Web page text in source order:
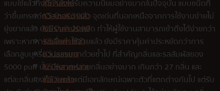
KS Kurve
KS Quik 5000
KS Quik 2000
KS Quik 800
KS Lumina
KS Kurve Lite
KS Xense
แบบใช้แล้วทิ้งที่กำลังได้รับความนิยมอย่างมากในปัจจุบัน แบบชนิดที่
ว่าขึ้นเทรนด์ทวิสเตอร์มาแล้ว จุดเด่นที่นอกเหนือจากการใช้งานง่ายไม่
ยุ่งยากแล้ว ยังมีราคาประหยัด ทำให้ผู้ใช้งานสามารถเข้าถึงได้ง่ายกว่า
เพราะหากหารเฉลี่ยค่าใช้จ่ายแล้ว ยังมีราคาคุ้มค่าประหยัดกว่าการ
เลือกสูบบุหรี่มวนธรรมดาด้วยซ้ำไป ที่สำคัญกลิ่นและรสสัมผัสของ
5000 puff นั้น มีหลากหลายกลิ่นอย่างมาก เกินกว่า 27 กลิ่น และ
แต่ละกลิ่นเองก็ล้วนแล้วแต่มีเอกลักษณ์เฉพาะตัวที่แตกต่างกันไป แต่รับ